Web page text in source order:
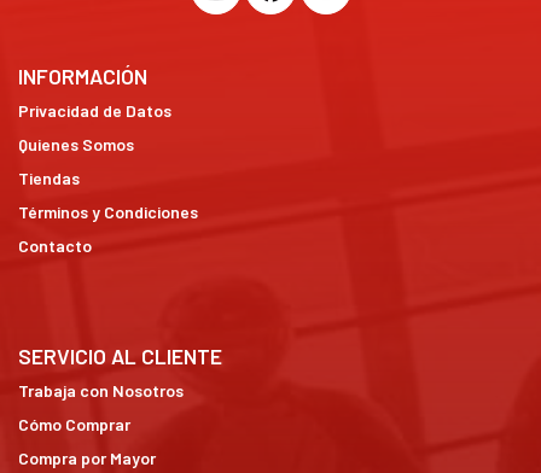
INFORMACIÓN
Privacidad de Datos
Quienes Somos
Tiendas
Términos y Condiciones
Contacto
SERVICIO AL CLIENTE
Trabaja con Nosotros
Cómo Comprar
Compra por Mayor